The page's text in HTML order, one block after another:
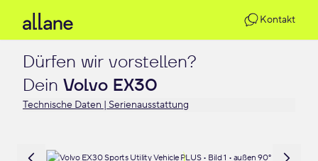
Kontakt
Dürfen wir vorstellen?
Dein Volvo EX30
Technische Daten | Serienausstattung